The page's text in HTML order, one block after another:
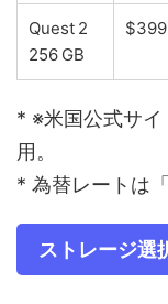
Quest 2
256 GB
$399
* ※米国公式サイ
用。
* 為替レートは
ストレージ選